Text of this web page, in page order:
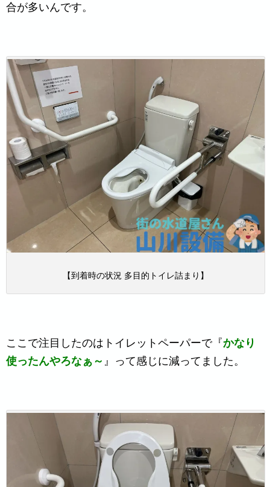
合が多いんです。
【到着時の状況 多目的トイレ詰まり】
ここで注目したのはトイレットペーパーで『かなり
使ったんやろなぁ～ 』って感じに減ってました。